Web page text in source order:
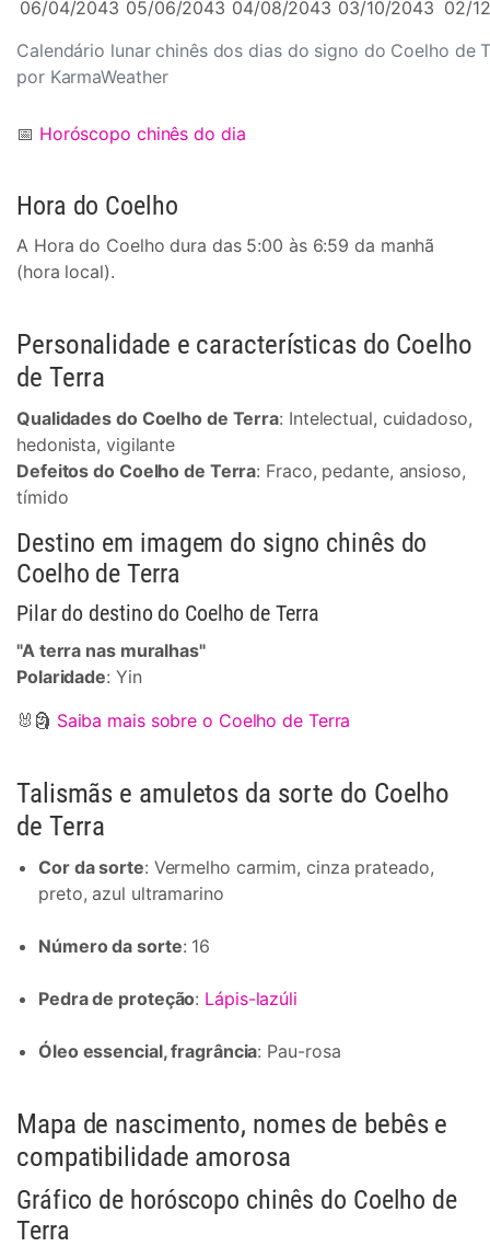
Calendário lunar chinês dos dias do signo do Coelho de
por KarmaWeather
06/04/2043 05/06/2043 04/08/2043 03/10/2043 02/
📅 Horóscopo chinês do dia
Hora do Coelho
A Hora do Coelho dura das 5:00 às 6:59 da manhã
(hora local).
Personalidade e características do Coelho
de Terra
Qualidades do Coelho de Terra: Intelectual, cuidadoso,
hedonista, vigilante
Defeitos do Coelho de Terra: Fraco, pedante, ansioso,
tímido
Destino em imagem do signo chinês do
Coelho de Terra
Pilar do destino do Coelho de Terra
"A terra nas muralhas"
Polaridade: Yin
🐰🗿 Saiba mais sobre o Coelho de Terra
Talismãs e amuletos da sorte do Coelho
de Terra
Cor da sorte: Vermelho carmim, cinza prateado,
preto, azul ultramarino
Número da sorte: 16
Pedra de proteção: Lápis-lazúli
Óleo essencial, fragrância: Pau-rosa
Mapa de nascimento, nomes de bebês e
compatibilidade amorosa
Gráfico de horóscopo chinês do Coelho de
Terra